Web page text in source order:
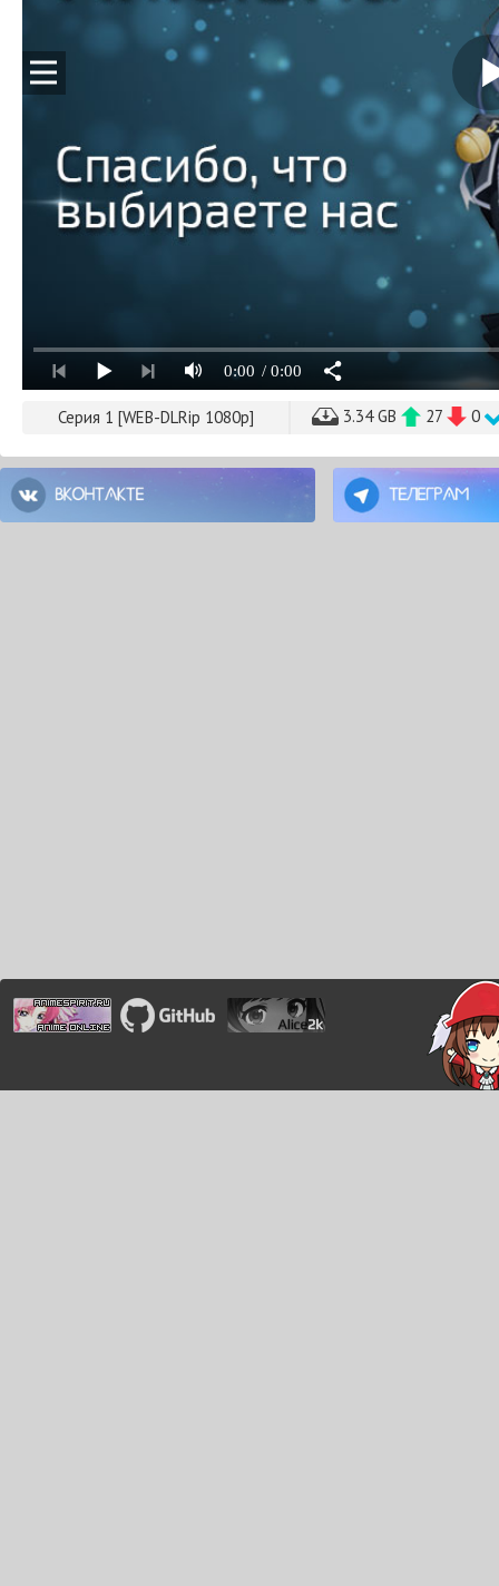
0:00 / 0:00
Серия 1 [WEB-DLRip 1080p] 3.34 GB 27 0